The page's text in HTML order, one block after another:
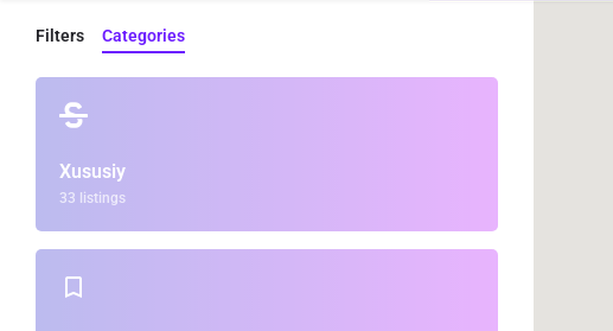
Filters Categories
Xususiy
33 listings